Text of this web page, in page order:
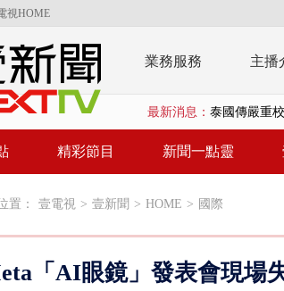
視HOME
業務服務 主播
最新消息： 泰國傳嚴重
在野黨推「
精彩節目 新聞一點靈
置： 壹電視 > 壹新聞 > HOME > 國際
「AI眼鏡」發表會現